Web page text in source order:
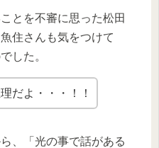
とを不審に思った松田
住さんも気をつけて
した。
だよ・・・！！
、「光の事で話がある